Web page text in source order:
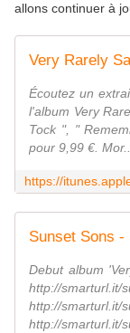
allons continuer à
Very Rarely
Écoutez un
l'album Very
Tock ", "
pour 9,99 €. Mor...
Sunset Sons -
Debut album
http://
http://
http://smarturl.it/